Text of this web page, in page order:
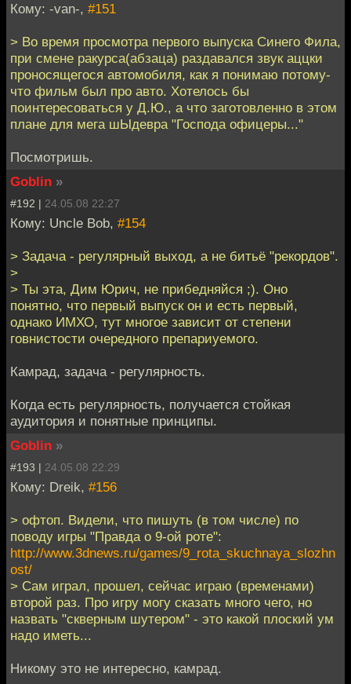
Кому: -van-, #151
> Во время просмотра первого выпуска Синего Фила,
при смене ракурса(абзаца) раздавался звук аццки
проносящегося автомобиля, как я понимаю потому-
что фильм был про авто. Хотелось бы
поинтересоваться у Д.Ю., а что заготовленно в этом
плане для мега шЫдевра "Господа офицеры..."
Посмотришь.
Goblin »
#192 | 24.05.08 22:27
Кому: Uncle Bob, #154
> Задача - регулярный выход, а не битьё "рекордов".
>
> Ты эта, Дим Юрич, не прибедняйся ;). Оно
понятно, что первый выпуск он и есть первый,
однако ИМХО, тут многое зависит от степени
говнистости очередного препариуемого.
Камрад, задача - регулярность.
Когда есть регулярность, получается стойкая
аудитория и понятные принципы.
Goblin »
#193 | 24.05.08 22:29
Кому: Dreik, #156
> офтоп. Видели, что пишуть (в том числе) по
поводу игры "Правда о 9-ой роте":
http://www.3dnews.ru/games/9_rota_skuchnaya_slozhn
ost/
> Сам играл, прошел, сейчас играю (временами)
второй раз. Про игру могу сказать много чего, но
назвать "скверным шутером" - это какой плоский ум
надо иметь...
Никому это не интересно, камрад.